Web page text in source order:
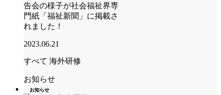
告会の様子が社会福祉界専
門紙「福祉新聞」に掲載さ
れました！
2023.06.21
すべて 海外研修
お知らせ
お知らせ